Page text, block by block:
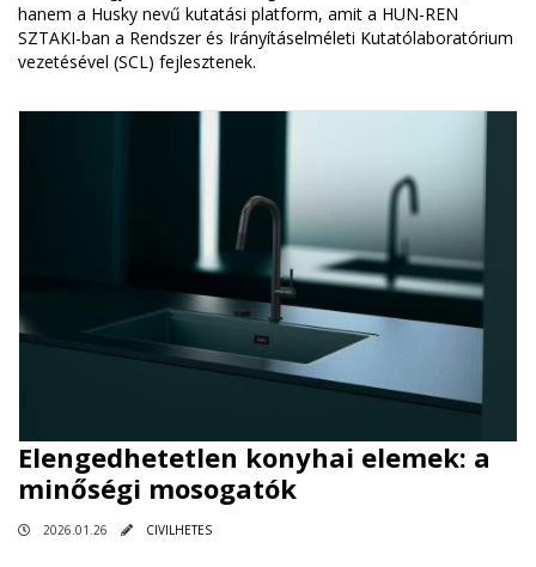
hanem a Husky nevű kutatási platform, amit a HUN-REN
SZTAKI-ban a Rendszer és Irányításelméleti Kutatólaboratórium
vezetésével (SCL) fejlesztenek.
Elengedhetetlen konyhai elemek: a
minőségi mosogatók
2026.01.26 CIVILHETES